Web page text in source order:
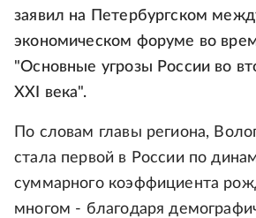
заявил на Петербургском
экономическом форуме во
"Основные угрозы России во
XXI века".
По словам главы региона,
стала первой в России по
суммарного коэффициента
многом - благодаря